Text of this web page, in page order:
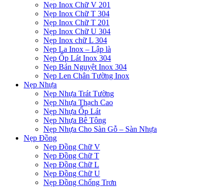
Nẹp Inox Chữ V 201
Nẹp Inox Chữ T 304
Nẹp Inox Chữ T 201
Nẹp Inox Chữ U 304
Nẹp Inox chữ L 304
Nẹp La Inox – Lập là
Nẹp Ốp Lát Inox 304
Nẹp Bán Nguyệt Inox 304
Nẹp Len Chân Tường Inox
Nẹp Nhựa
Nẹp Nhựa Trát Tường
Nẹp Nhựa Thạch Cao
Nẹp Nhựa Ốp Lát
Nẹp Nhựa Bê Tông
Nẹp Nhựa Cho Sàn Gỗ – Sàn Nhựa
Nẹp Đồng
Nẹp Đồng Chữ V
Nẹp Đồng Chữ T
Nẹp Đồng Chữ L
Nẹp Đồng Chữ U
Nẹp Đồng Chống Trơn